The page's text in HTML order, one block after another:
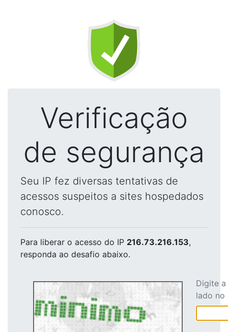
Verificação
de segurança
Seu IP fez diversas tentativas de
acessos suspeitos a sites hospedados
conosco.
Para liberar o acesso do IP 216.73.216.153,
responda ao desafio abaixo.
Digite
lado no